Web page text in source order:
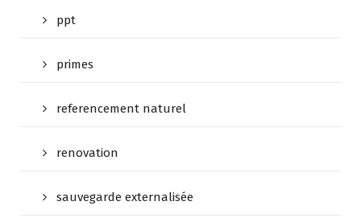
ppt
primes
referencement naturel
renovation
sauvegarde externalisée